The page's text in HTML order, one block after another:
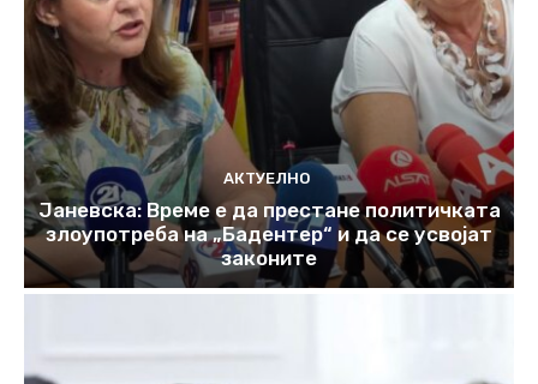
АКТУЕЛНО
Јаневска: Време е да престане политичката
злоупотреба на „Бадентер“ и да се усвојат
законите